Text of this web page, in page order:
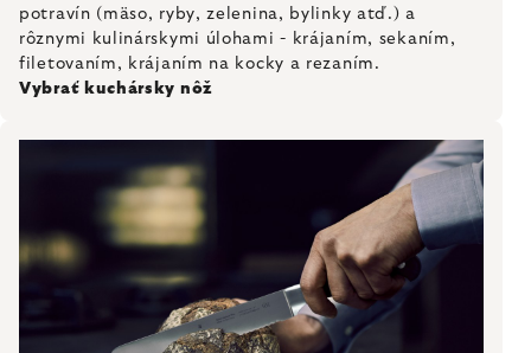
potravín (mäso, ryby, zelenina, bylinky atď.) a
rôznymi kulinárskymi úlohami - krájaním, sekaním,
filetovaním, krájaním na kocky a rezaním.
Vybrať kuchársky nôž